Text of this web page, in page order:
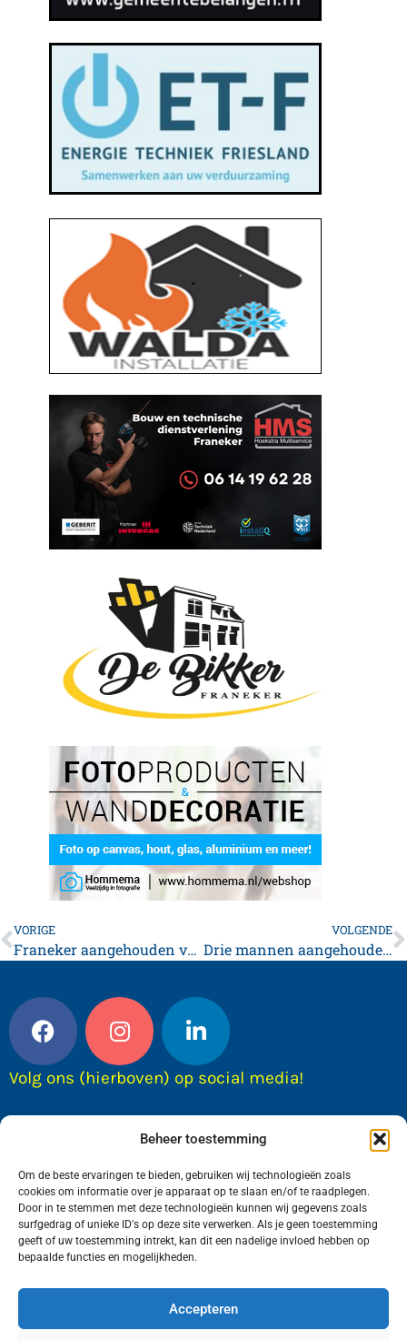
Beheer toestemming
Om de beste ervaringen te bieden, gebruiken wij technologieën zoals
cookies om informatie over je apparaat op te slaan en/of te raadplegen.
Door in te stemmen met deze technologieën kunnen wij gegevens zoals
surfgedrag of unieke ID's op deze site verwerken. Als je geen toestemming
geeft of uw toestemming intrekt, kan dit een nadelige invloed hebben op
bepaalde functies en mogelijkheden.
Accepteren
VORIGE
Franeker aangehouden voor mishandeling
VOLGENDE
Drie mannen aangehouden tijdens rooien hennep
Volg ons (hierboven) op social media!
Wij van FranekerActueel.nl verzorgen het nieuws
in de Gemeente Waadhoeke. Met als hoofdplaats